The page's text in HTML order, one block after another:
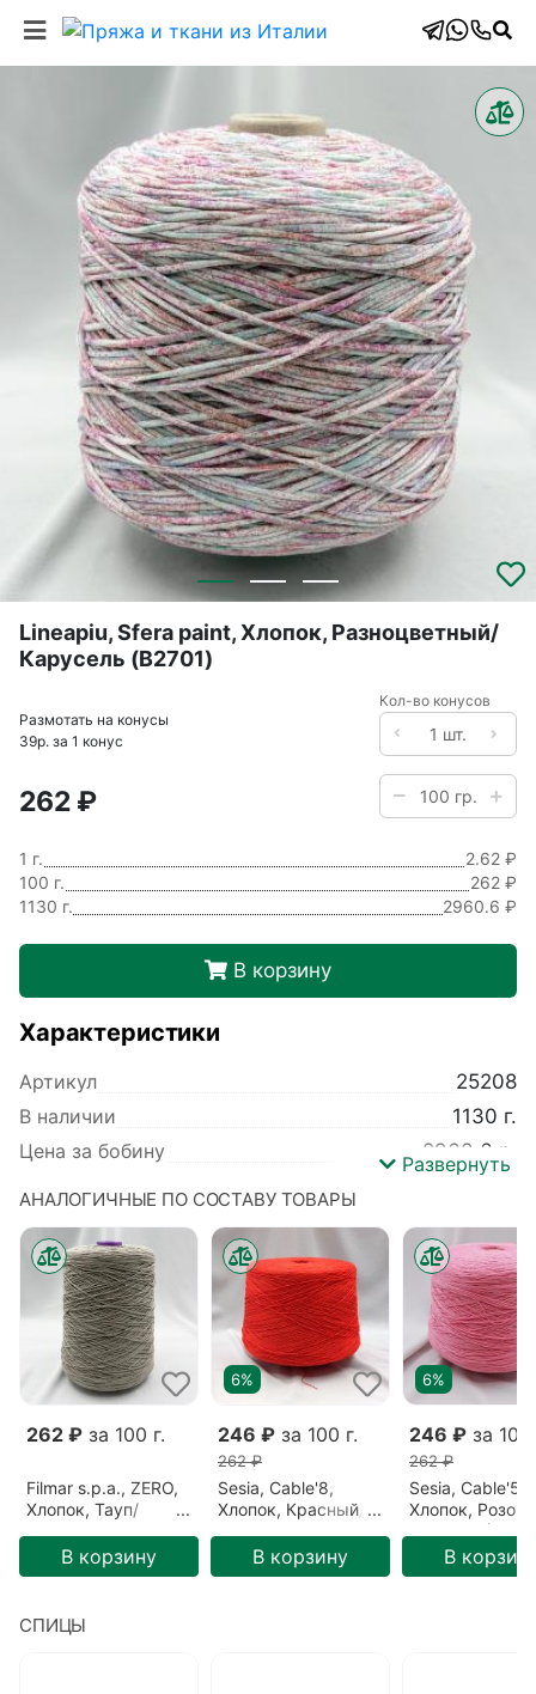
Lineapiu, Sfera paint, Хлопок, Разноцветный/
Карусель (B2701)
Размотать на конусы
39р. за 1 конус
Кол-во конусов
262 ₽
1 г.
2.62 ₽
100 г.
262 ₽
1130 г.
2960.6 ₽
В корзину
Характеристики
Артикул
25208
В наличии
1130 г.
Цена за бобину
2960.6 р.
Коллекция
Sfera paint
Вид пряжи
Летняя
Шнурковая
Базовый цвет
Разноцветный
Цвет
Карусель (B2701)
Метраж
120 м/100 гр
Детальный состав
Хлопок 100%
Развернуть
АНАЛОГИЧНЫЕ ПО СОСТАВУ ТОВАРЫ
262 ₽ за 100 г.
Filmar s.p.a., ZERO,
Хлопок, Тауп/
(170510-1)
В корзину
6%
246 ₽ за 100 г.
262 ₽
Sesia, Cable'8,
Хлопок, Красный/
(1887)В корзину
6%
246 ₽ за 100
262 ₽
Sesia, Cable'5,
Хлопок,
Розовый
В
СПИЦЫ